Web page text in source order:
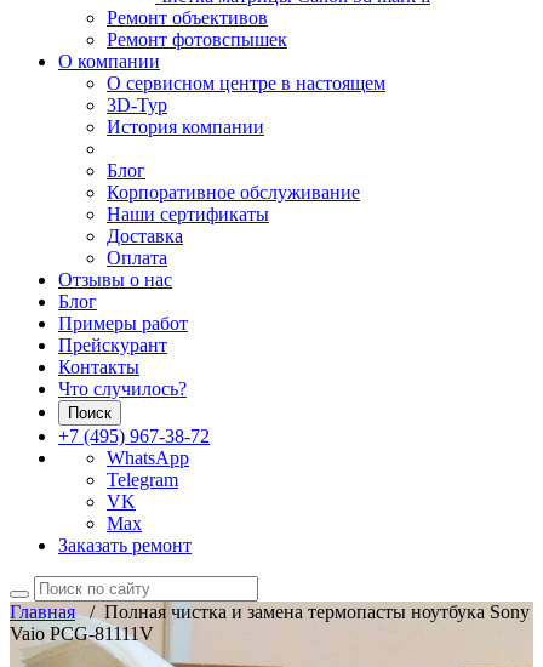
Ремонт объективов
Ремонт фотовспышек
О компании
О сервисном центре в настоящем
3D-Тур
История компании
Блог
Корпоративное обслуживание
Наши сертификаты
Доставка
Оплата
Отзывы о нас
Блог
Примеры работ
Прейскурант
Контакты
Что случилось?
Поиск
+7 (495) 967-38-72
WhatsApp
Telegram
VK
Max
Заказать ремонт
Главная/ Полная чистка и замена термопасты ноутбука Sony
Vaio PCG-81111V